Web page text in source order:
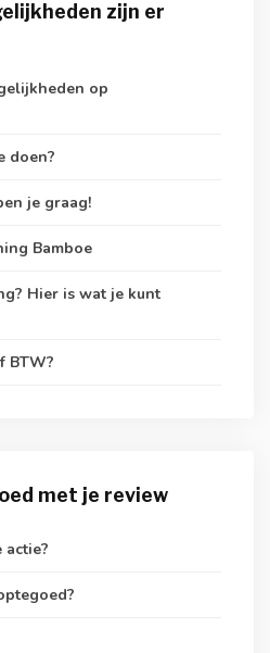
zijn er
op
doen?
je graag!
Bamboe
Hier is wat je kunt
BTW?
met je review
actie?